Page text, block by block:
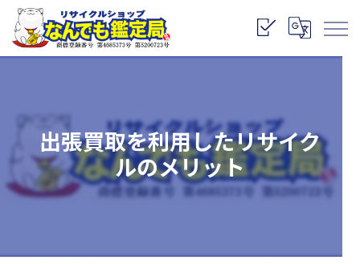
出張買取を利用したリサイク
ルのメリット